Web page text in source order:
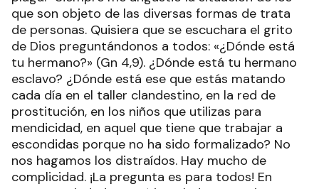
que son objeto de las diversas formas de trata
de personas. Quisiera que se escuchara el grito
de Dios preguntándonos a todos: «¿Dónde está
tu hermano?» (Gn 4,9). ¿Dónde está tu hermano
esclavo? ¿Dónde está ese que estás matando
cada día en el taller clandestino, en la red de
prostitución, en los niños que utilizas para
mendicidad, en aquel que tiene que trabajar a
escondidas porque no ha sido formalizado? No
nos hagamos los distraídos. Hay mucho de
complicidad. ¡La pregunta es para todos! En